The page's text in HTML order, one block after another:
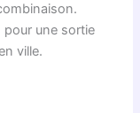
une sortie
ville.